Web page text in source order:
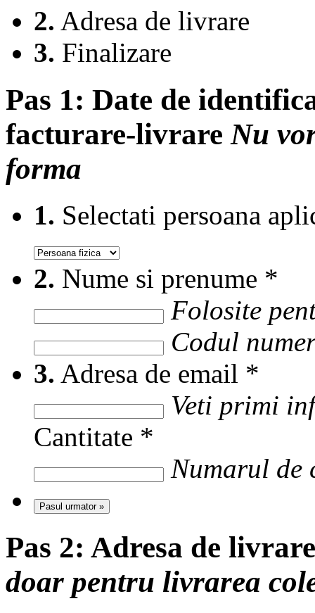
2. Adresa de livrare
3. Finalizare
Pas 1: Date de
facturare-livrareNu
forma
1. Selectati persoana
2. Nume si prenume *
Folosite
Codul
3. Adresa de email *
Veti primi
Cantitate *
Numarul de
Pasul urmator »
Pas 2: Adresa de
doar pentru livrarea